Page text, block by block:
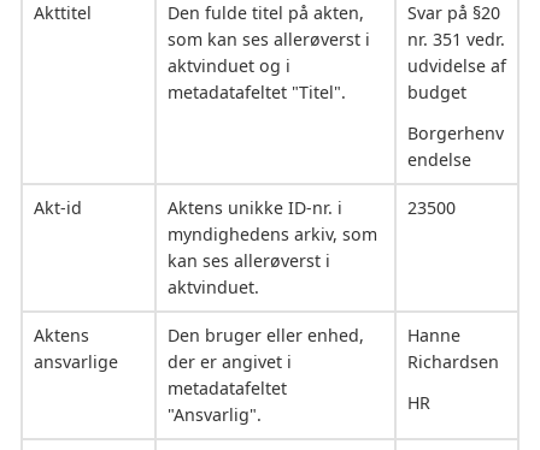
Akttitel
Den fulde titel på akten,
som kan ses allerøverst i
aktvinduet og i
metadatafeltet "Titel".
Svar på §20
nr. 351 vedr.
udvidelse af
budget
Borgerhenv
endelse
Akt-id
Aktens unikke ID-nr. i
myndighedens arkiv, som
kan ses allerøverst i
aktvinduet.
23500
Aktens
ansvarlige
Den bruger eller enhed,
der er angivet i
metadatafeltet
"Ansvarlig".
Hanne
Richardsen
HR